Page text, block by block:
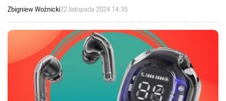
względem oryginalnej ceny. Zapomnij o kablu do ładowania nawet
na ponad 100 godzin.
Zbigniew Woźnicki22 listopada 2024 14:35